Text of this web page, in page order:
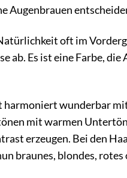
Augenbrauen
oft im
ab. Es ist eine Farbe,
wunderbar
mit warmen
erzeugen. Bei den
braunes, blondes,